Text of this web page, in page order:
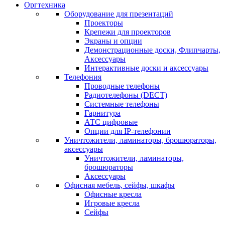
Оргтехника
Оборудование для презентаций
Проекторы
Крепежи для проекторов
Экраны и опции
Демонстрационные доски, Флипчарты,
Аксессуары
Интерактивные доски и аксессуары
Телефония
Проводные телефоны
Радиотелефоны (DECT)
Системные телефоны
Гарнитура
АТС цифровые
Опции для IP-телефонии
Уничтожители, ламинаторы, брошюраторы,
аксессуары
Уничтожители, ламинаторы,
брошюраторы
Аксессуары
Офисная мебель, сейфы, шкафы
Офисные кресла
Игровые кресла
Сейфы